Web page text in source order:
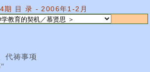
期 目 录 - 2006年1-2月
代祷事项